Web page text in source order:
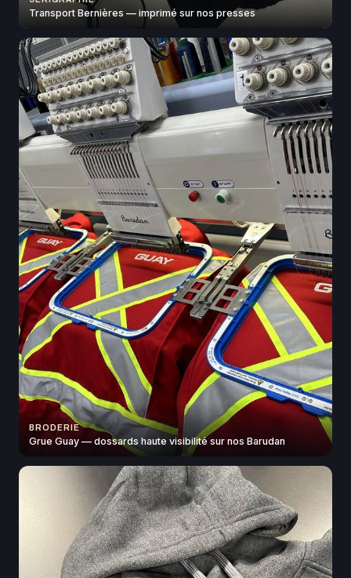
Transport Bernières — imprimé sur nos presses
BRODERIE
Grue Guay — dossards haute visibilité sur nos Barudan